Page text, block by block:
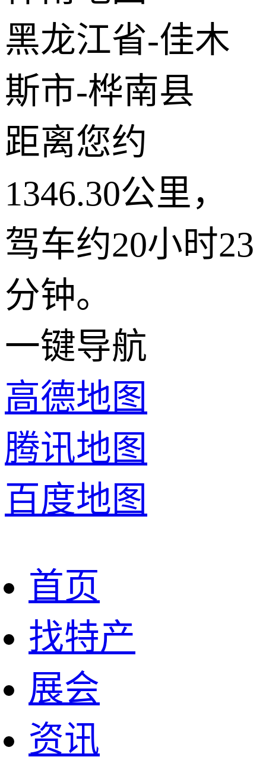
© 2026 AutoNavi - GS(2019)6379号
黑龙江省-佳木
斯市-桦南县
距离您约
1346.30公里，
驾车约20小时23
分钟。
一键导航
高德地图
腾讯地图
百度地图
首页
找特产
展会
资讯